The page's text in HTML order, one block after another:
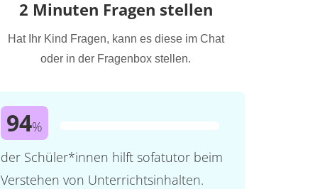
2 Minuten Fragen stellen
Hat Ihr Kind Fragen, kann es diese im Chat
oder in der Fragenbox stellen.
94%
der Schüler*innen hilft sofatutor beim
Verstehen von Unterrichtsinhalten.